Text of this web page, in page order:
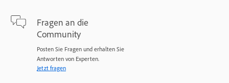
Fragen an die
Community
Posten Sie Fragen und erhalten Sie
Antworten von Experten.
Jetzt fragen